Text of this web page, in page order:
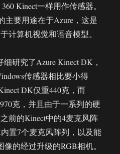
Kinect一样用作传感器。
主要用途在于Azure，这是
计算机视觉和语音模型。
研究了Azure Kinect DK，
传感器相比要小得
DK仅重440克，而
克，并且由于一系列的硬
前的Kinect中的4麦克风阵
置7个麦克风阵列，以及能
的经过升级的RGB相机。